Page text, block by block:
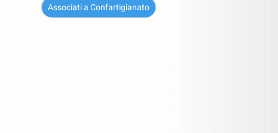
Associati a Confartigianato